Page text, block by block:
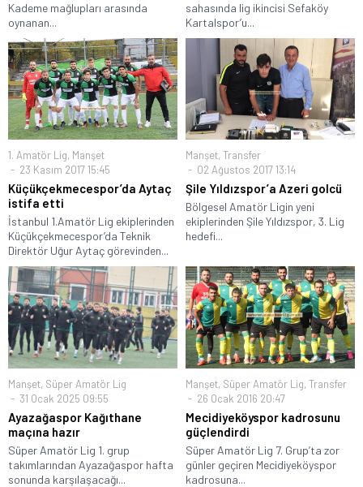
Kademe mağlupları arasında
oynanan...
sahasında lig ikincisi Sefaköy
Kartalspor’u...
1. Amatör Lig, Manşet
23 Kasım 2017 15:45
Küçükçekmecespor’da Aytaç
istifa etti
İstanbul 1.Amatör Lig ekiplerinden
Küçükçekmecespor’da Teknik
Direktör Uğur Aytaç görevinden...
Manşet, Transfer
02 Ağustos 2017 13:14
Şile Yıldızspor’a Azeri golcü
Bölgesel Amatör Ligin yeni
ekiplerinden Şile Yıldızspor, 3. Lig
hedefi...
Manşet, Süper Amatör Lig
31 Ocak 2025 09:55
Ayazağaspor Kağıthane
maçına hazır
Süper Amatör Lig 1. grup
takımlarından Ayazağaspor hafta
sonunda karşılaşacağı...
Manşet, Süper Amatör Lig, Transfer
26 Ocak 2016 20:47
Mecidiyeköyspor kadrosunu
güçlendirdi
Süper Amatör Lig 7. Grup’ta zor
günler geçiren Mecidiyeköyspor
kadrosuna...